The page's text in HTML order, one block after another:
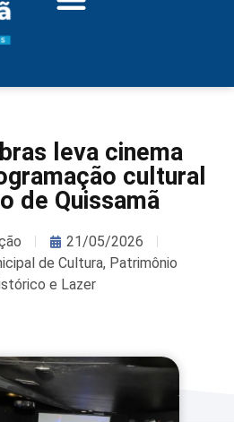
leva cinema
cultural
de Quissamã
21/05/2026
de Cultura, Patrimônio
e Lazer